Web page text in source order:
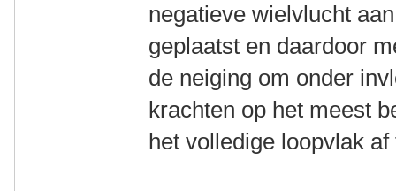
negatieve wielvlucht
geplaatst en daardoor
de neiging om onder
krachten op het meest
het volledige loopvlak